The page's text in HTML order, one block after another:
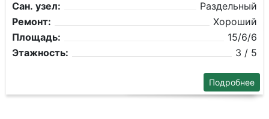
Сан. узел:
Раздельный
Ремонт:
Хороший
Площадь:
15/6/6
Этажность:
3 / 5
Подробнее